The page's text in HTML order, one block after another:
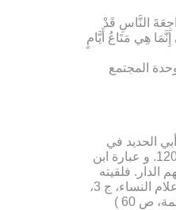
النَّاسِ قَدْ
هِي مَتَاعُ أَیَّامٍ
المجتمع
أبي الحدید في
شرحه (ج ‏2، ص ‏56) العبارة من کتاب السقیفة للجوهري؛ الإمامة و السیاسة، ج ‏2، ص 12؛ شرح نهج البلاغة ابن ابي الحدید، ج ‏1، ص 134؛ أعلام النساء، ج ‏3، ص 1205. و عبارة ابن
الدار. فلقیته
فاطمة فقالت‏ یا بن الخطاب أ جئت لتحرق دارنا؟ قال: نعم او تدخلوا فیما دخلت فیه الأمة؛ العقد الفرید، ج ‏4، ص 260. انظر أیضاً تاریخ أبي الفداء، ج ‏1، ص ‏156 و اعلام النساء، ج ‏3،
ص ‏1207 اثبات الوصیة، المسعودي 124: و عبارته: فهجموا علیه واحرقوا بابه و استخرجه منه کرها و ضغطوا سیدة النساء بالباب حتی اسقطت محسنا. (محنة فاطمة، ص 60 )